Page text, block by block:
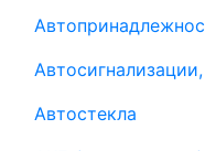
Автостекла